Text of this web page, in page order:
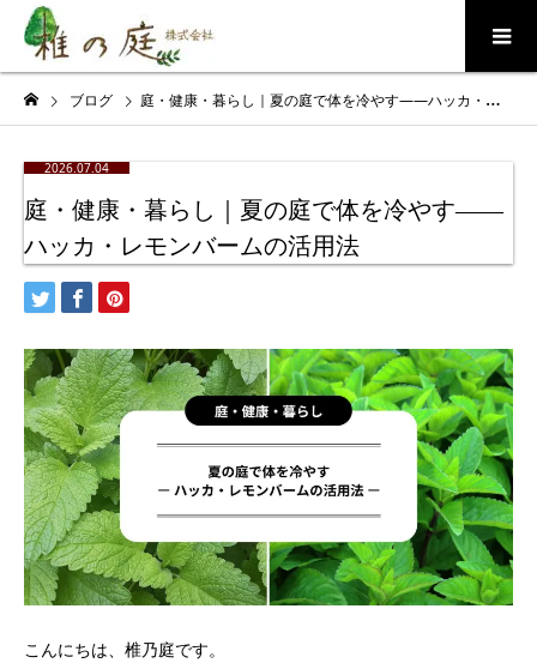
ブログ 庭・健康・暮らし｜夏の庭で体を冷やす——ハッカ・レモンバームの活用法
2026.07.04
庭・健康・暮らし｜夏の庭で体を冷やす——
ハッカ・レモンバームの活用法
こんにちは、椎乃庭です。